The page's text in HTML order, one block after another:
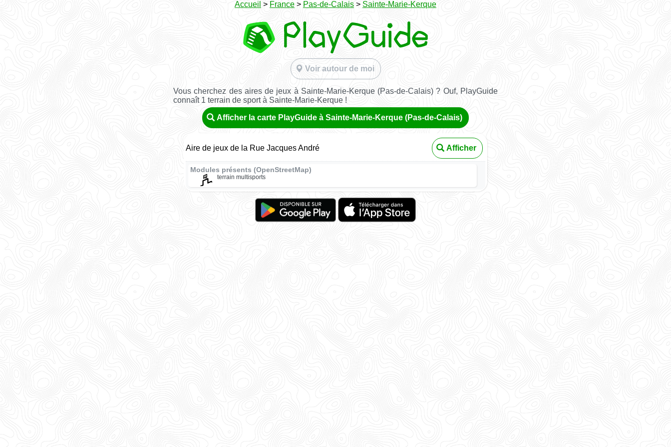
Accueil > France > Pas-de-Calais > Sainte-Marie-Kerque
Voir autour de moi
Vous cherchez des aires de jeux à Sainte-Marie-Kerque (Pas-de-Calais) ? Ouf, PlayGuide
connaît 1 terrain de sport à Sainte-Marie-Kerque !
Afficher la carte PlayGuide à Sainte-Marie-Kerque (Pas-de-Calais)
Aire de jeux de la Rue Jacques André Afficher
Modules présents (OpenStreetMap)
terrain multisports